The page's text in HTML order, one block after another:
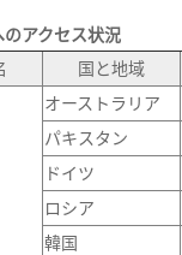
のアクセス状況
国と地域
オーストラリア
パキスタン
ドイツ
ロシア
韓国